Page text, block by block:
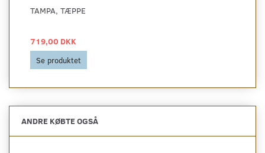
TAMPA, TÆPPE
719,00 DKK
Se produktet
ANDRE KØBTE OGSÅ